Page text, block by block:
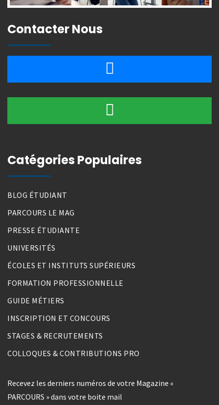
Contacter Nous
Catégories Populaires
BLOG ÉTUDIANT
PARCOURS LE MAG
PRESSE ÉTUDIANTE
UNIVERSITÉS
ÉCOLES ET INSTITUTS SUPÉRIEURS
FORMATION PROFESSIONNELLE
GUIDE MÉTIERS
INSCRIPTION ET CONCOURS
STAGES & RECRUTEMENTS
COLLOQUES & CONTRIBUTIONS PRO
Recevez les derniers numéros de votre Magazine «
PARCOURS » dans votre boite mail